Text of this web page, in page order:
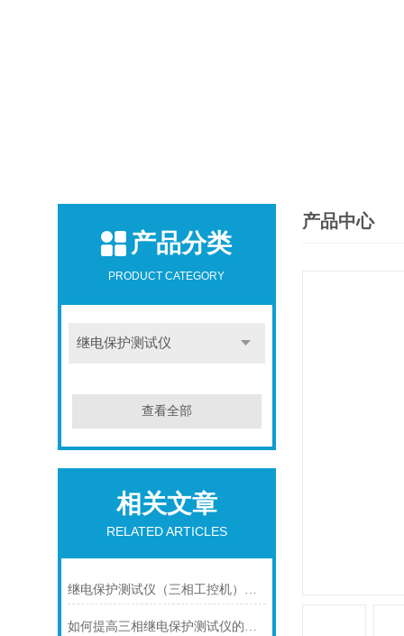
产品分类
PRODUCT CATEGORY
继电保护测试仪
查看全部
相关文章
RELATED ARTICLES
继电保护测试仪（三相工控机）展趋势是怎样的
如何提高三相继电保护测试仪的测试效率？
产品中心